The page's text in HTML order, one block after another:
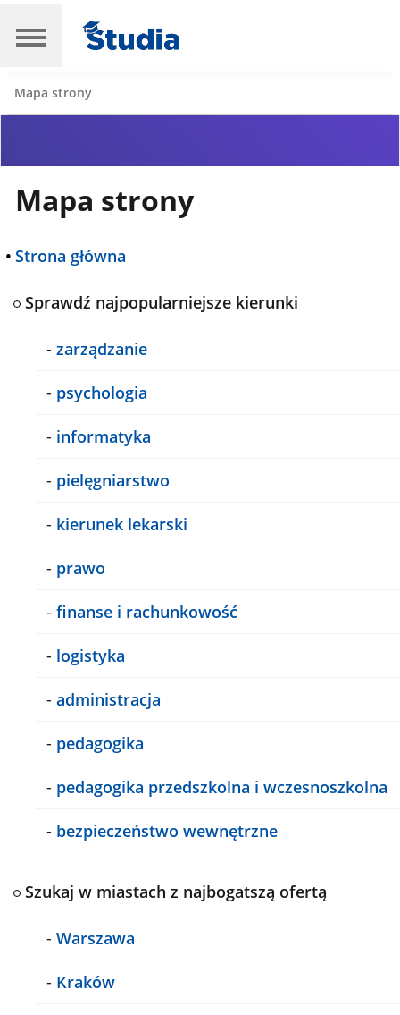
Mapa strony
Mapa strony
• Strona główna
Sprawdź najpopularniejsze kierunki
- zarządzanie
- psychologia
- informatyka
- pielęgniarstwo
- kierunek lekarski
- prawo
- finanse i rachunkowość
- logistyka
- administracja
- pedagogika
- pedagogika przedszkolna i wczesnoszkolna
- bezpieczeństwo wewnętrzne
Szukaj w miastach z najbogatszą ofertą
- Warszawa
- Kraków